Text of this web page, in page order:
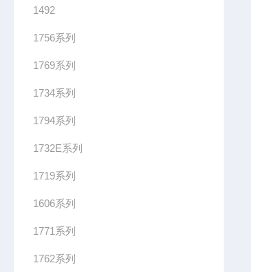
1492
1756系列
1769系列
1734系列
1794系列
1732E系列
1719系列
1606系列
1771系列
1762系列